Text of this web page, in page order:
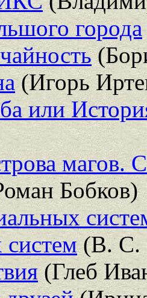
города
(Игорь
или
магов.
Бобков)
(В. С.
(Глеб